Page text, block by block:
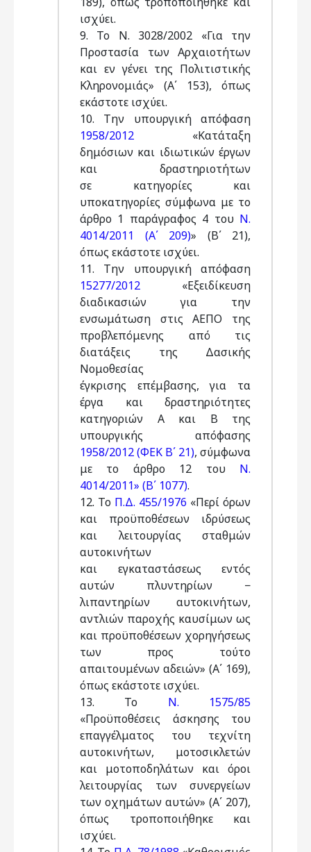
ισχύει.
9. Το Ν. 3028/2002 «Για την
Προστασία των Αρχαιοτήτων
και εν γένει της Πολιτιστικής
Κληρονομιάς» (Α΄ 153), όπως
εκάστοτε ισχύει.
10. Την υπουργική απόφαση
1958/2012 «Κατάταξη
δημόσιων και ιδιωτικών έργων
και δραστηριοτήτων
σε κατηγορίες και
υποκατηγορίες σύμφωνα με το
άρθρο 1 παράγραφος 4 του Ν.
4014/2011 (Α΄ 209)» (Β΄ 21),
όπως εκάστοτε ισχύει.
11. Την υπουργική απόφαση
15277/2012 «Εξειδίκευση
διαδικασιών για την
ενσωμάτωση στις ΑΕΠΟ της
προβλεπόμενης από τις
διατάξεις της Δασικής
Νομοθεσίας
έγκρισης επέμβασης, για τα
έργα και δραστηριότητες
κατηγοριών Α και Β της
υπουργικής απόφασης
1958/2012 (ΦΕΚ Β΄ 21), σύμφωνα
με το άρθρο 12 του Ν.
4014/2011» (Β΄ 1077).
12. Το Π.Δ. 455/1976 «Περί όρων
και προϋποθέσεων ιδρύσεως
και λειτουργίας σταθμών
αυτοκινήτων
και εγκαταστάσεως εντός
αυτών πλυντηρίων −
λιπαντηρίων αυτοκινήτων,
αντλιών παροχής καυσίμων ως
και προϋποθέσεων χορηγήσεως
των προς τούτο
απαιτουμένων αδειών» (Α΄ 169),
όπως εκάστοτε ισχύει.
13. Το Ν. 1575/85
«Προϋποθέσεις άσκησης του
επαγγέλματος του τεχνίτη
αυτοκινήτων, μοτοσικλετών
και μοτοποδηλάτων και όροι
λειτουργίας των συνεργείων
των οχημάτων αυτών» (Α΄ 207),
όπως τροποποιήθηκε και
ισχύει.